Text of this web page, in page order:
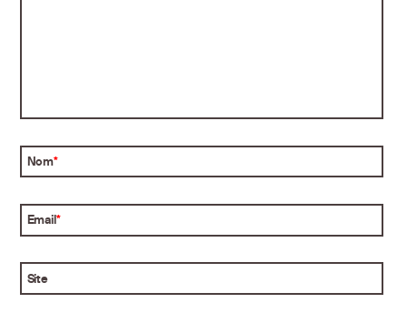
Nom*
Email*
Site